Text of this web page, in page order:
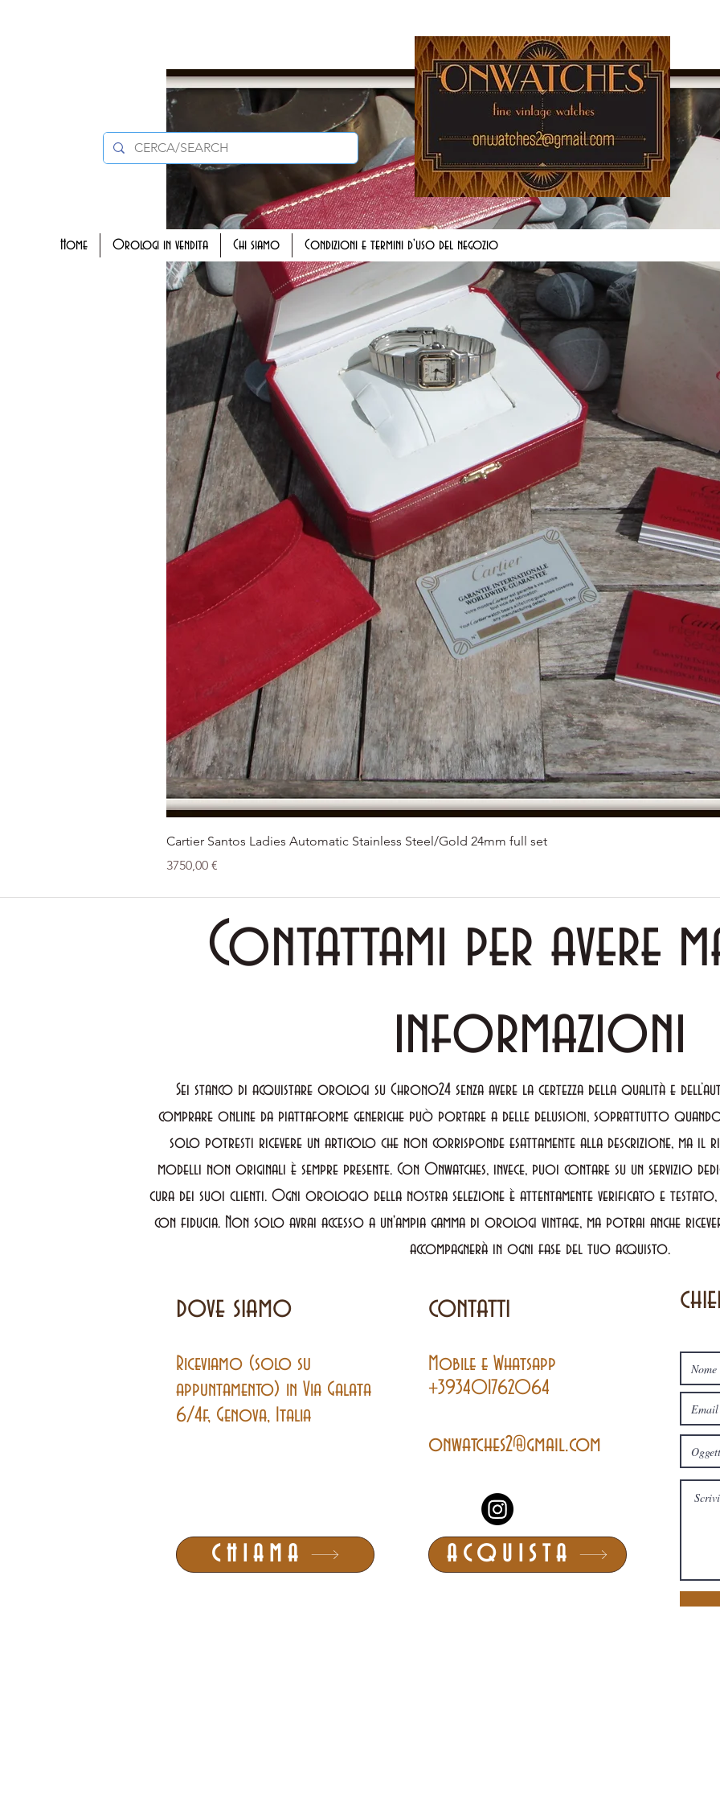
Home Orologi in vendita Chi siamo Condizioni e termini d'uso del negozio
Vista rapida
Cartier Santos Ladies Automatic Stainless Steel/Gold 24mm full set
Prezzo
3750,00 €
Contattami per avere
informazioni
Sei stanco di acquistare orologi su Chrono24 senza avere la certezza della qualità e
comprare online da piattaforme generiche può portare a delle delusioni, soprattutto
solo potresti ricevere un articolo che non corrisponde esattamente alla descrizione, ma
modelli non originali è sempre presente. Con Onwatches, invece, puoi contare su un servizio
cura dei suoi clienti. Ogni orologio della nostra selezione è attentamente verificato e testato,
con fiducia. Non solo avrai accesso a un'ampia gamma di orologi vintage, ma potrai anche
accompagnerà in ogni fase del tuo acquisto.
dove siamo
Riceviamo (solo su
appuntamento) in Via Galata
6/4f, Genova, Italia
CHIAMA
contatti
Mobile e Whatsapp
+393401762064
onwatches2@gmail.com
ACQUISTA